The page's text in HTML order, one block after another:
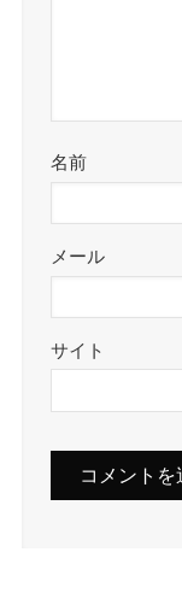
名前
メール
サイト